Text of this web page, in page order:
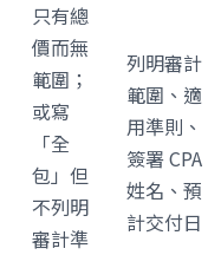
只有總
價而無
範圍；
或寫
「全
包」但
不列明
審計準
列明審計
範圍、適
用準則、
簽署 CPA
姓名、預
計交付日